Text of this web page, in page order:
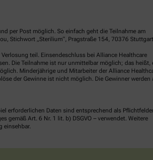
per Post möglich. So einfach geht die Teilnahme am
Stichwort „Sterilium“, Pragstraße 154, 70376
teil. Einsendeschluss bei Alliance Healthcare
Die Teilnahme ist nur unmittelbar möglich; das heißt,
Minderjährige und Mitarbeiter der Alliance
der Gewinne ist nicht möglich. Die Gewinner werden
erforderlichen Daten sind entsprechend als
gemäß Art. 6 Nr. 1 lit. b) DSGVO – verwendet. Weitere
einsehbar.